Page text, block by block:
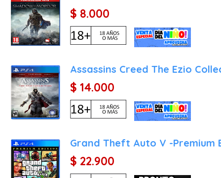
$ 8.000
Assassins Creed The Ezio
$ 14.000
Grand Theft Auto V -Premium
$ 22.900